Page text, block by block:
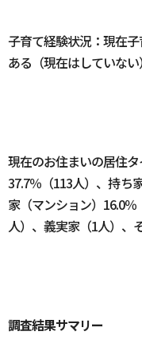
子育て経験状況：現在
ある（現在はしていない
現在のお住まいの居住
37.7％（113人）、持ち
家（マンション）16.0
人）、義実家（1人）、
調査結果サマリー